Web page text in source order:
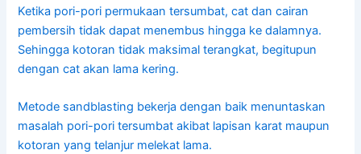
Ketika pori-pori permukaan tersumbat, cat dan cairan
pembersih tidak dapat menembus hingga ke dalamnya.
Sehingga kotoran tidak maksimal terangkat, begitupun
dengan cat akan lama kering.
Metode sandblasting bekerja dengan baik menuntaskan
masalah pori-pori tersumbat akibat lapisan karat maupun
kotoran yang telanjur melekat lama.